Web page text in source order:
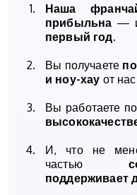
Наша
прибыльна —
первый год.
Вы получаете
и ноу-хау от
Вы работаете
И, что не
частью
поддерживает